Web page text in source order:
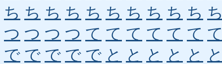
ち ち ち ち ち ち ち ち ち ち
つ つ つ つ て て て て て て
で で で で で と と と と と